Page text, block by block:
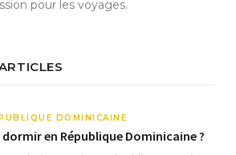
pour les voyages.
DOMINICAINE
dormir en République Dominicaine ?